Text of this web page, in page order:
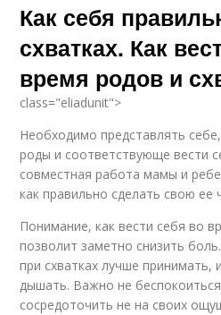
Как себя
схватках. Как
время родов и
class="eliadunit">
Необходимо представлять
роды и соответствующе вести
совместная работа мамы и
как правильно сделать свою ее
Понимание, как вести себя во
позволит заметно снизить
при схватках лучше принимать,
дышать. Важно не
сосредоточить не на своих